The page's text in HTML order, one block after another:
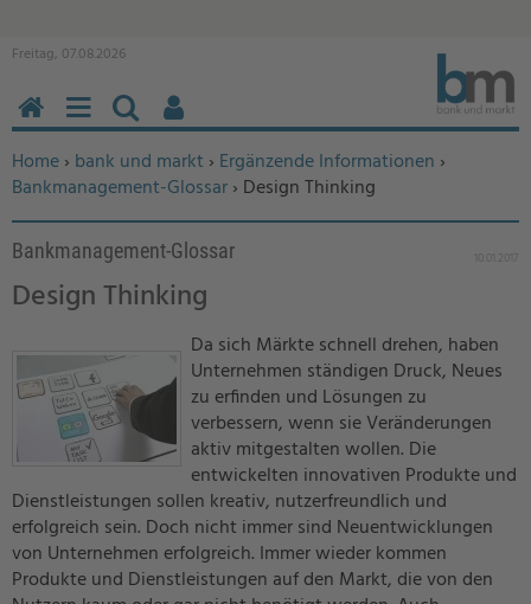
Freitag, 07.08.2026
Sie befinden sich hier:
Home› bank und markt › Ergänzende Informationen ›
Bankmanagement-Glossar› Design Thinking
Bankmanagement-Glossar
Design Thinking
Da sich Märkte schnell drehen, haben
Unternehmen ständigen Druck, Neues
zu erfinden und Lösungen zu
verbessern, wenn sie Veränderungen
aktiv mitgestalten wollen. Die
entwickelten innovativen Produkte und
Dienstleistungen sollen kreativ, nutzerfreundlich und
erfolgreich sein. Doch nicht immer sind Neuentwicklungen
von Unternehmen erfolgreich. Immer wieder kommen
Produkte und Dienstleistungen auf den Markt, die von den
HOMEMENÜSUCHEN
BENUTZERFUNKTIONEN